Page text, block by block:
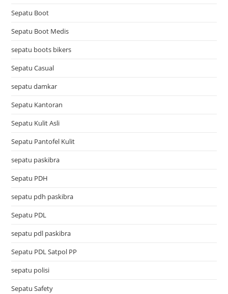
Sepatu Boot
Sepatu Boot Medis
sepatu boots bikers
Sepatu Casual
sepatu damkar
Sepatu Kantoran
Sepatu Kulit Asli
Sepatu Pantofel Kulit
sepatu paskibra
Sepatu PDH
sepatu pdh paskibra
Sepatu PDL
sepatu pdl paskibra
Sepatu PDL Satpol PP
sepatu polisi
Sepatu Safety